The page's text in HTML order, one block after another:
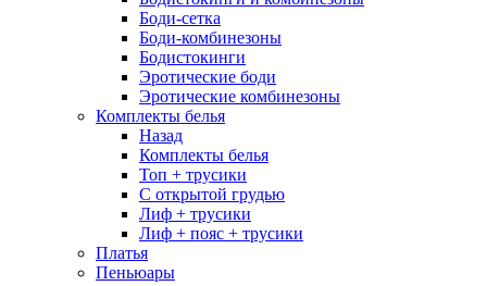
Боди-сетка
Боди-комбинезоны
Бодистокинги
Эротические боди
Эротические комбинезоны
Комплекты белья
Назад
Комплекты белья
Топ + трусики
С открытой грудью
Лиф + трусики
Лиф + пояс + трусики
Платья
Пеньюары